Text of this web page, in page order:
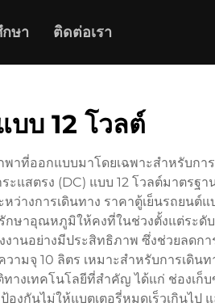
ษา ติดต่อเรา
บ 12 โวลต์
าที่ออกแบบมาโดยเฉพาะสำหรับกา
แสตรง (DC) แบบ 12 โวลต์มาตรฐ
างการเดินทาง ราคาตู้เย็นรถยนต์
กษาอุณหภูมิให้คงที่ในช่วงตั้งแต่ระดั
นอย่างมีประสิทธิภาพ ซึ่งช่วยลดกา
ามจุ 10 ลิตร เหมาะสำหรับการเดิน
างเทคโนโลยีที่สำคัญ ได้แก่ ช่องเก็
กันไม่ให้แบตเตอรี่หมดเร็วเกินไป